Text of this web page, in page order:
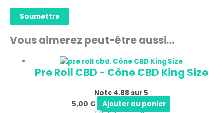
Vous aimerez peut-être aussi…
Pre Roll CBD - Cône CBD King Size
Note 4.88 sur 5
5,00 € Ajouter au panier